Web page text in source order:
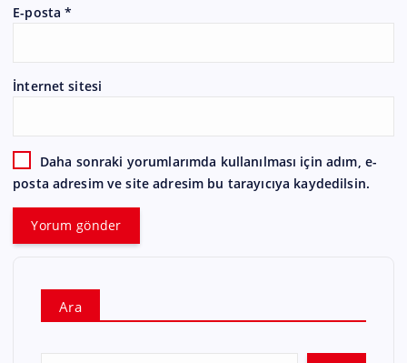
E-posta*
İnternet sitesi
Daha sonraki yorumlarımda kullanılması için adım, e-
posta adresim ve site adresim bu tarayıcıya kaydedilsin.
Ara